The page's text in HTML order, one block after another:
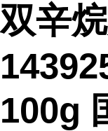
双辛
100g